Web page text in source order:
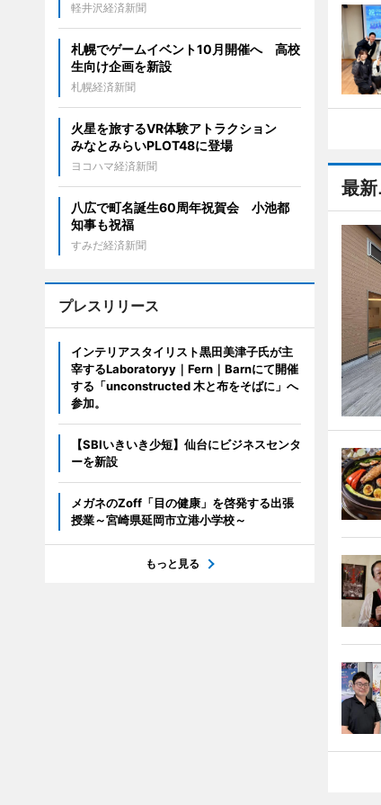
最
軽井沢経済新聞
札幌でゲームイベント10月開催へ 高校
生向け企画を新設
札幌経済新聞
火星を旅するVR体験アトラクション
みなとみらいPLOT48に登場
ヨコハマ経済新聞
八広で町名誕生60周年祝賀会 小池都
知事も祝福
すみだ経済新聞
プレスリリース
インテリアスタイリスト黒田美津子氏が主
宰するLaboratoryy｜Fern｜Barnにて開催
する「unconstructed 木と布をそばに」へ
参加。
【SBIいきいき少短】仙台にビジネスセンタ
ーを新設
メガネのZoff「目の健康」を啓発する出張
授業～宮崎県延岡市立港小学校～
もっと見る